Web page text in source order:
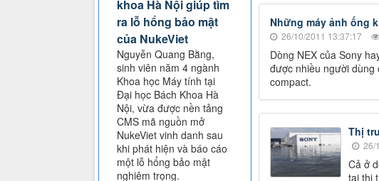
Những máy ảnh ống
26/10/2011 13:37:17
Dòng NEX của Sony
được nhiều người dùng
compact.
Thị
26/
Cả ở
tại thị
khoa Hà Nội giúp tìm
ra lỗ hổng bảo mật
của NukeViet
Nguyễn Quang Bằng,
sinh viên năm 4 ngành
Khoa học Máy tính tại
Đại học Bách Khoa Hà
Nội, vừa được nền tảng
CMS mã nguồn mở
NukeViet vinh danh sau
khi phát hiện và báo cáo
một lỗ hổng bảo mật
nghiêm trọng.